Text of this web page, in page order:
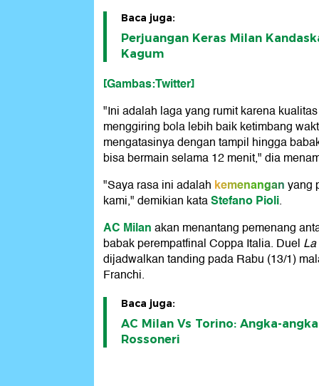
Baca juga:
Perjuangan Keras Milan
Kagum
[Gambas:Twitter]
"Ini adalah laga yang rumit karena
menggiring bola lebih baik ketimbang
mengatasinya dengan tampil hingga
bisa bermain selama 12 menit," dia
"Saya rasa ini adalah kemenanganyang
kami," demikian kataStefano Pioli.
AC Milanakan menantang pemenang
babak perempatfinal Coppa Italia. Duel
dijadwalkan tanding pada Rabu (13/1)
Franchi.
Baca juga:
AC Milan Vs Torino: Angka-
Rossoneri